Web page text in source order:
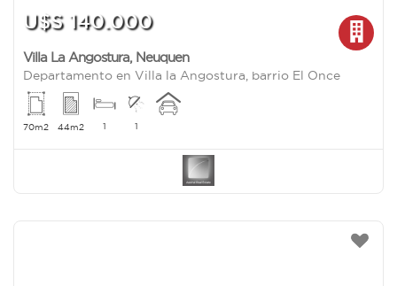
U$S 140.000
Villa La Angostura, Neuquen
Departamento en Villa la Angostura, barrio El Once
70m2 44m2 1 1